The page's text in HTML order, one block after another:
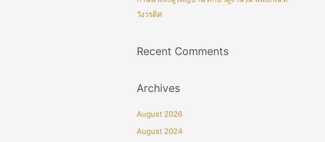
วังวรดิศ
Recent Comments
Archives
August 2026
August 2024